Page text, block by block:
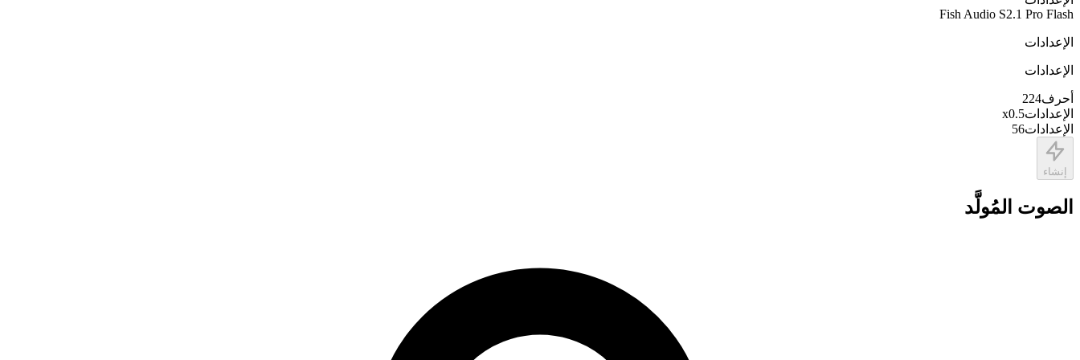
Fish Audio S2.1 Pro Flash
الإعدادات
الإعدادات
أحرف224
الإعدادات
x0.5
الإعدادات56
إنشاء
الصوت المُولَّد